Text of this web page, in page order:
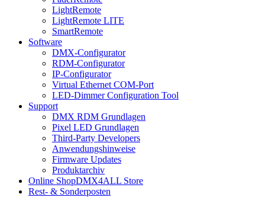
LightRemote
LightRemote LITE
SmartRemote
Software
DMX-Configurator
RDM-Configurator
IP-Configurator
Virtual Ethernet COM-Port
LED-Dimmer Configuration Tool
Support
DMX RDM Grundlagen
Pixel LED Grundlagen
Third-Party Developers
Anwendungshinweise
Firmware Updates
Produktarchiv
Online ShopDMX4ALL Store
Rest- & Sonderposten